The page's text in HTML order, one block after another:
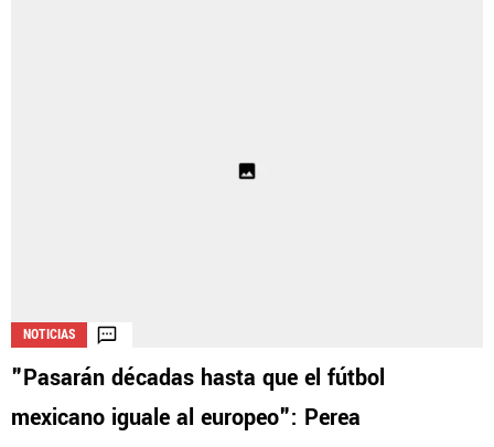
NOTICIAS
"Pasarán décadas hasta que el fútbol
mexicano iguale al europeo": Perea